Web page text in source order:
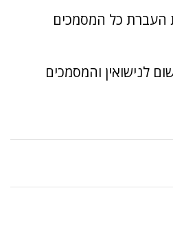
העברת כל המסמכים
לנישואין והמסמכים